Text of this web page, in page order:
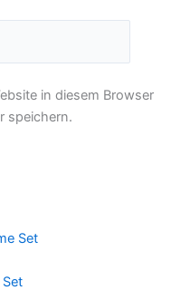
in diesem Browser
speichern.
Set